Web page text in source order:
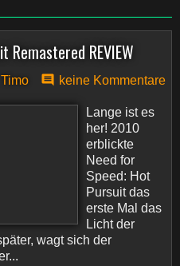
Remastered REVIEW
Timo keine Kommentare
Lange ist es
her! 2010
erblickte
Need for
Speed: Hot
Pursuit das
erste Mal das
Licht der
wagt sich der